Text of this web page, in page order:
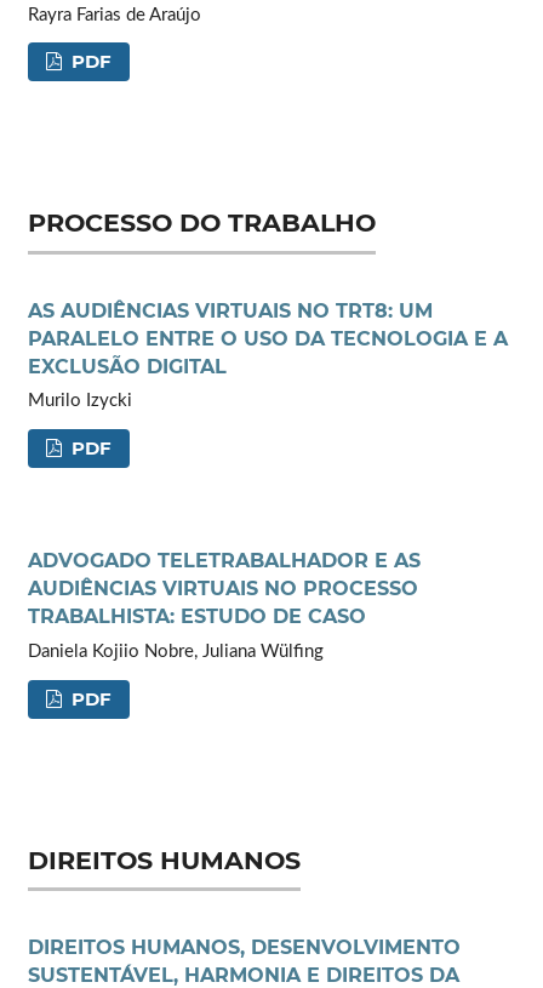
Rayra Farias de Araújo
PDF
PROCESSO DO TRABALHO
AS AUDIÊNCIAS VIRTUAIS NO TRT8: UM
PARALELO ENTRE O USO DA TECNOLOGIA E A
EXCLUSÃO DIGITAL
Murilo Izycki
PDF
ADVOGADO TELETRABALHADOR E AS
AUDIÊNCIAS VIRTUAIS NO PROCESSO
TRABALHISTA: ESTUDO DE CASO
Daniela Kojiio Nobre, Juliana Wülfing
PDF
DIREITOS HUMANOS
DIREITOS HUMANOS, DESENVOLVIMENTO
SUSTENTÁVEL, HARMONIA E DIREITOS DA